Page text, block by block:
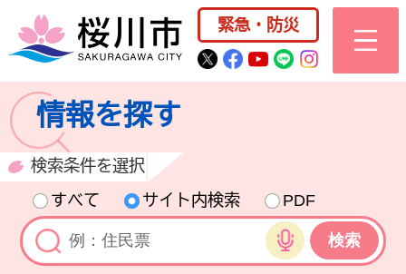
桜川市公式ホー
緊急・防災
桜川市公式Twitter
桜川市公式
桜川市公式
桜川市公式
情報を探す
検索条件を選択
すべて
サイト内検索
PDF
音声検索